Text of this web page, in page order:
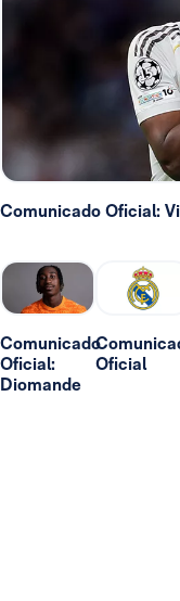
Comunicado Oficial:
Comunicado
Oficial:
Diomande
Oficial